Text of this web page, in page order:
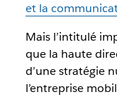
et la
Mais l’intitulé
que la haute
d’une stratégie
l’entreprise